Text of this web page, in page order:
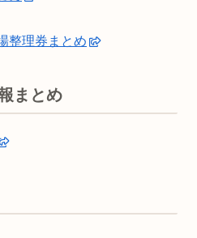
整理券まとめ
まとめ